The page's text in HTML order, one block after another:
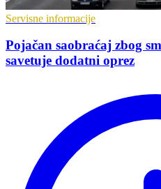
Servisne informacije
Pojačan saobraćaj zbog
savetuje dodatni oprez